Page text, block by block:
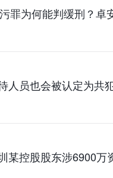
罪为何能判缓刑？卓
人员也会被认定为共
某控股股东涉6900